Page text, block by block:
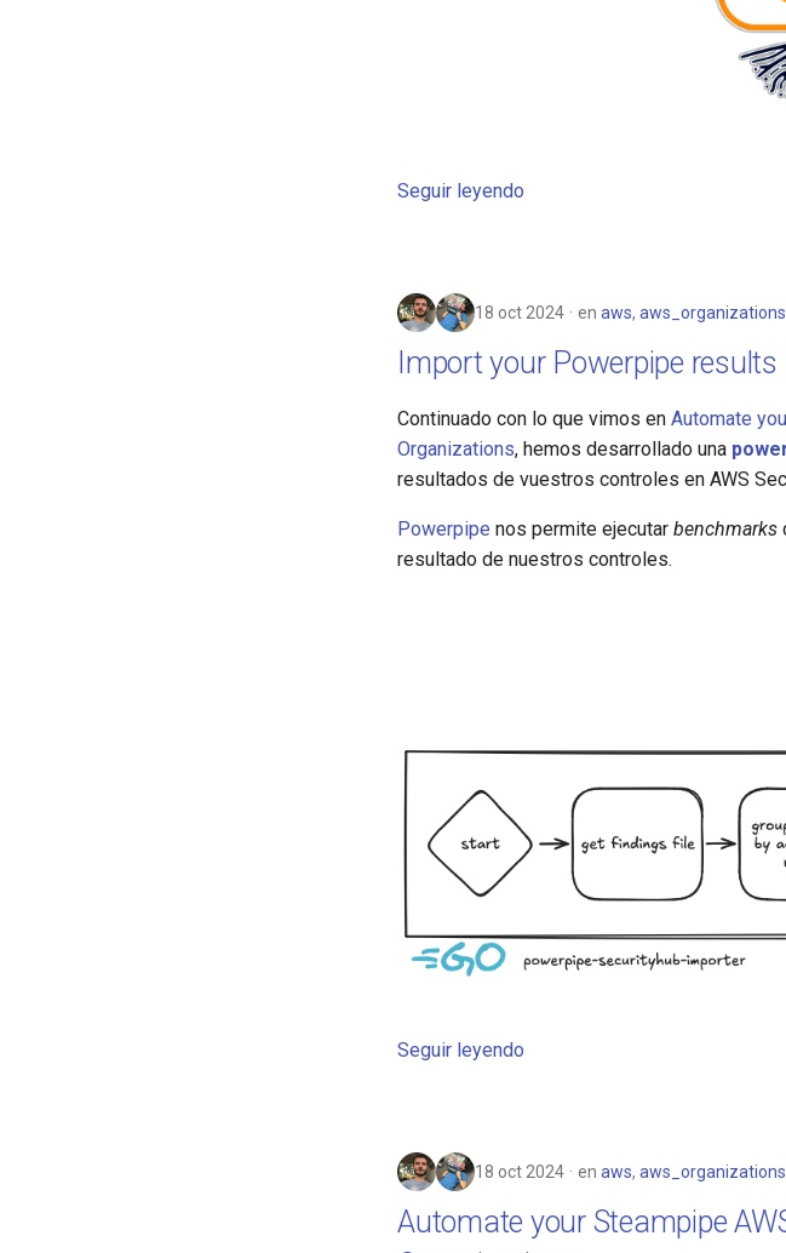
Seguir leyendo
18 oct 2024 en aws, aws_organizations
Import your Powerpipe
Continuado con lo que vimos en Automate
Organizations, hemos desarrollado una
resultados de vuestros controles en AWS
Powerpipe nos permite ejecutar benchmarks
resultado de nuestros controles.
Seguir leyendo
18 oct 2024 en aws, aws_organizations
Automate your Steampipe